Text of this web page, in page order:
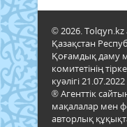
© 2026. Tolqyn.kz
Қазақстан
Қоғамдық даму
комитетінің
куәлігі
® Агенттік
мақалалар мен
авторлық